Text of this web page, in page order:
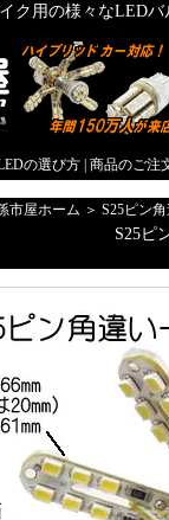
ク用の様々なLED
の選び方 商品のご注
市屋ホーム ＞ S25ピン
S25ピ